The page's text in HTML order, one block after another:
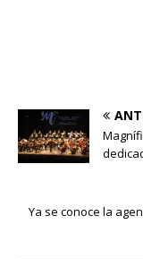
Ya se conoce la